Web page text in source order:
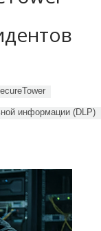
информации (DLP)